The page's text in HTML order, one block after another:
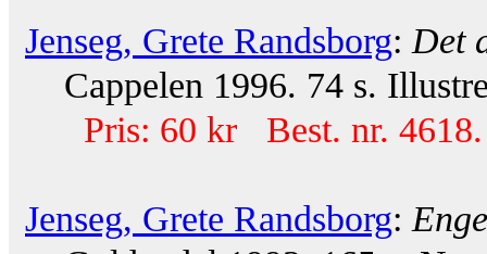
Jenseg, Grete Randsborg: Det
Cappelen 1996. 74 s.
Pris: 60 kr Best. nr. 4618.
Jenseg, Grete Randsborg: